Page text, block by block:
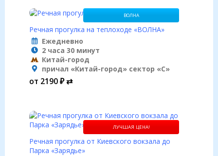
ВОЛНА
Речная прогулка на теплоходе «BОЛНА»
Ежедневно
2 часа 30 минут
Китай-город
причал «Китай-город» сектор «С»
от 2190 ₽ ⇄
ЛУЧШАЯ ЦЕНА!
Речная прогулка от Киевского вокзала до
Парка «Зарядье»